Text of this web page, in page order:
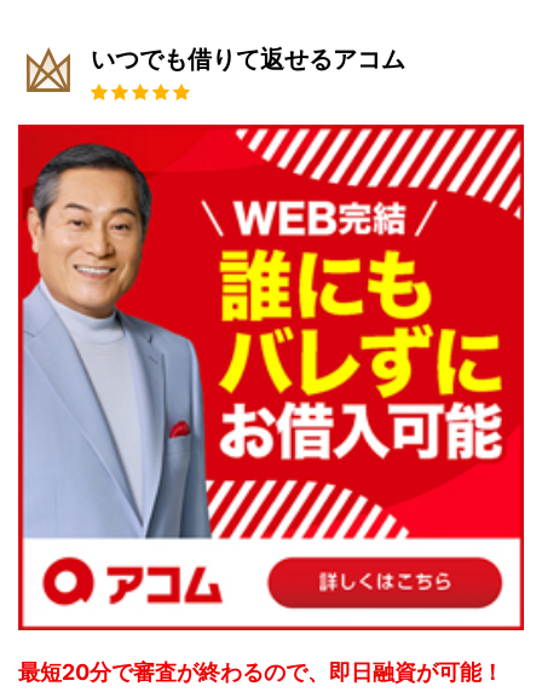
いつでも借りて返せるアコム
最短20分で審査が終わるので、即日融資が可能！